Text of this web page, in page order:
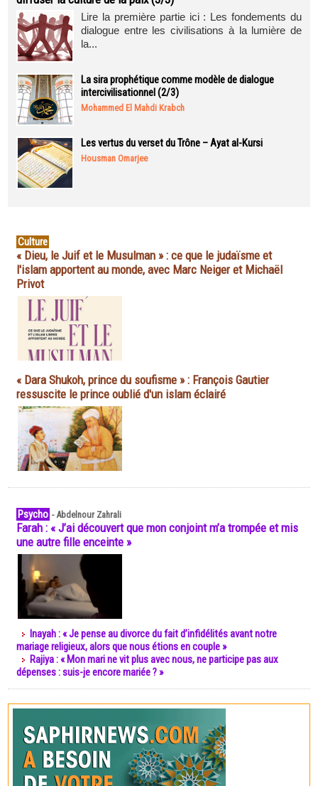
Lire la première partie ici : Les fondements du
dialogue entre les civilisations à la lumière de
la...
La sira prophétique comme modèle de dialogue
intercivilisationnel (2/3)
Mohammed El Mahdi Krabch
Les vertus du verset du Trône – Ayat al-Kursi
Housman Omarjee
Culture
« Dieu, le Juif et le Musulman » : ce que le judaïsme et
l'islam apportent au monde, avec Marc Neiger et Michaël
Privot
« Dara Shukoh, prince du soufisme » : François Gautier
ressuscite le prince oublié d'un islam éclairé
Psycho -Abdelnour Zahrali
Farah : « J’ai découvert que mon conjoint m’a trompée et mis
une autre fille enceinte »
Inayah : « Je pense au divorce du fait d’infidélités avant notre
mariage religieux, alors que nous étions en couple »
Rajiya : « Mon mari ne vit plus avec nous, ne participe pas aux
dépenses : suis-je encore mariée ? »